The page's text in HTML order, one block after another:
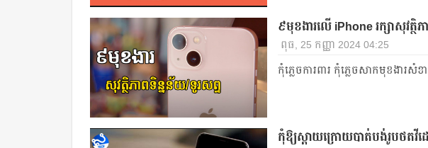
៩មុខងារលើ iPhone រក្សាសុវត្ថិ
ពុធ, 25 កញ្ញា 2024 04:25
កុំភ្លេចការពារ កុំភ្លេចសាកមុខងារសំ
កុំឱ្យស្ដាយក្រោយបាត់បង់រូបថតវី